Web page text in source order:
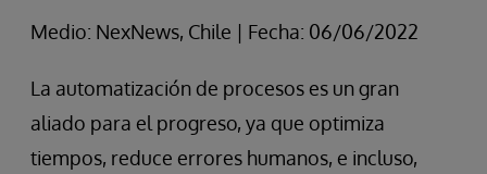
Medio: NexNews, Chile | Fecha: 06/06/2022
La automatización de procesos es un gran
aliado para el progreso, ya que optimiza
tiempos, reduce errores humanos, e incluso,